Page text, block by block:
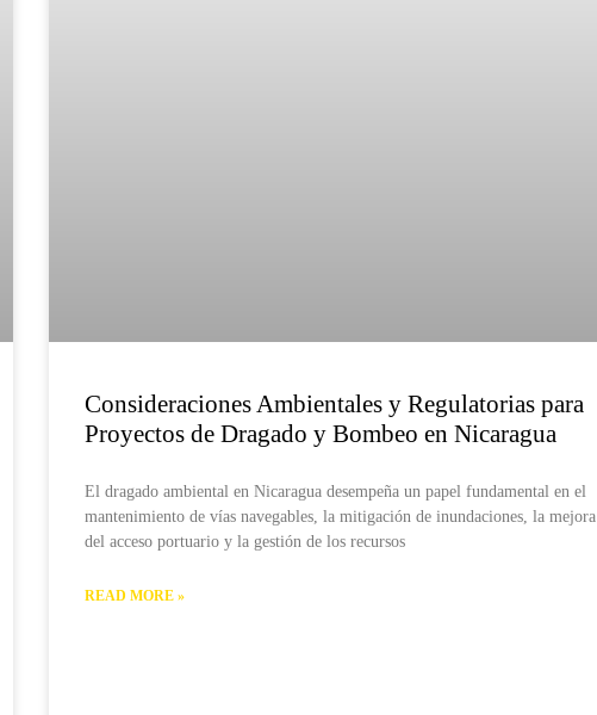
Consideraciones Ambientales y Regulatorias para
Proyectos de Dragado y Bombeo en Nicaragua
El dragado ambiental en Nicaragua desempeña un papel fundamental en el
mantenimiento de vías navegables, la mitigación de inundaciones, la mejora
del acceso portuario y la gestión de los recursos
READ MORE »